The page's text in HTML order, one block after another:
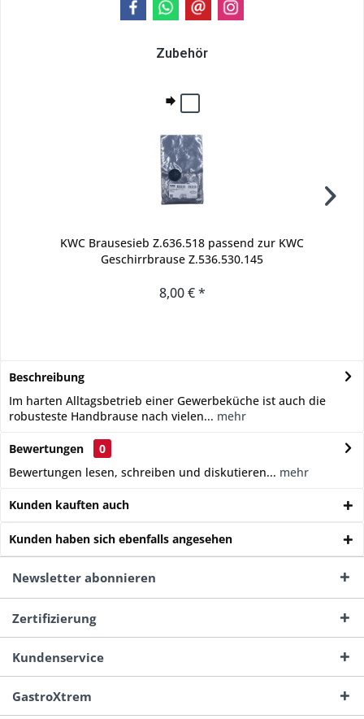
Zubehör
KWC Brausesieb Z.636.518 passend zur KWC
Geschirrbrause Z.536.530.145
8,00 € *
Beschreibung
Im harten Alltagsbetrieb einer Gewerbeküche ist auch die
robusteste Handbrause nach vielen... mehr
Bewertungen
0
Bewertungen lesen, schreiben und diskutieren... mehr
Kunden kauften auch
Kunden haben sich ebenfalls angesehen
Newsletter abonnieren
Zertifizierung
Kundenservice
GastroXtrem